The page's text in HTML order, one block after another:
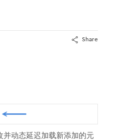
Share
并动态延迟加载新添加的元